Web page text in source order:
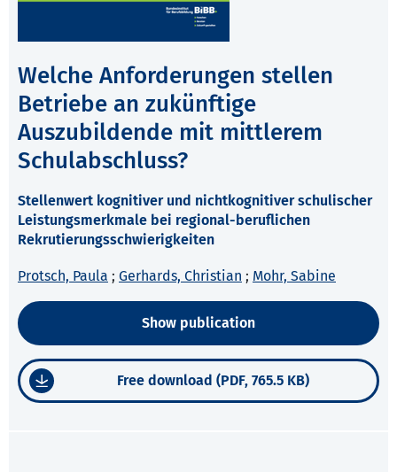
Welche Anforderungen stellen
Betriebe an zukünftige
Auszubildende mit mittlerem
Schulabschluss?
Stellenwert kognitiver und nichtkognitiver schulischer
Leistungsmerkmale bei regional-beruflichen
Rekrutierungsschwierigkeiten
Protsch, Paula ; Gerhards, Christian ; Mohr, Sabine
Show publication
Free download (PDF, 765.5 KB)